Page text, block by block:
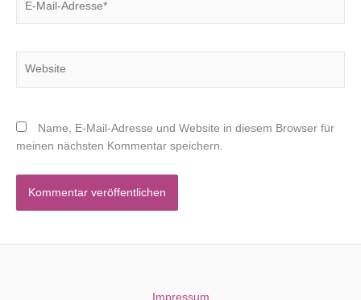
Mail-
Name, E-Mail-Adresse und Website in diesem Browser für
meinen nächsten Kommentar speichern.
Impressum